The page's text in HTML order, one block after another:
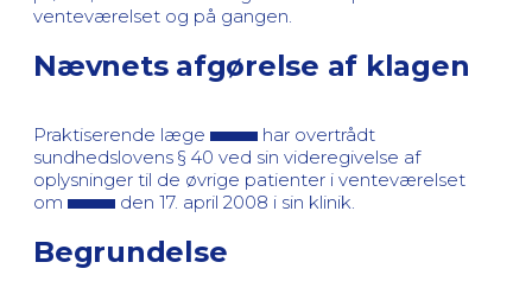
venteværelset og på gangen.
Nævnets afgørelse af klagen
Praktiserende læge
har overtrådt
sundhedslovens § 40 ved sin videregivelse af
oplysninger til de øvrige patienter i venteværelset
om
den 17. april 2008 i sin klinik.
Begrundelse